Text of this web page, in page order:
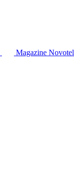
Magazine Novotel